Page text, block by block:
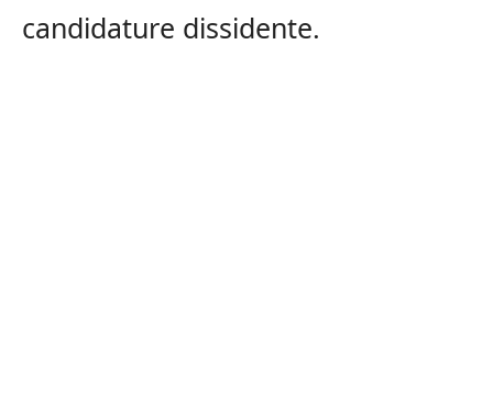
candidature dissidente.